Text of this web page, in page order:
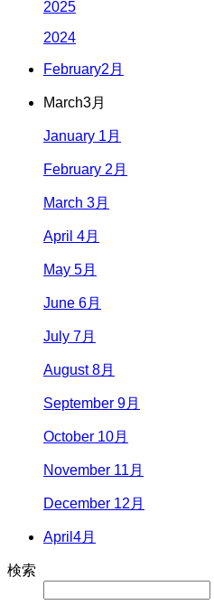
2025
2024
February2月
March3月
January 1月
February 2月
March 3月
April 4月
May 5月
June 6月
July 7月
August 8月
September 9月
October 10月
November 11月
December 12月
April 4月
検索